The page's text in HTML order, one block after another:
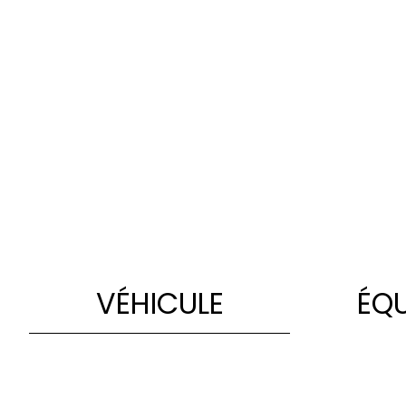
VÉHICULE